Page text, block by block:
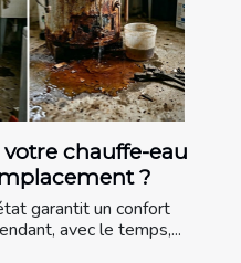
chauffe-eau
?
garantit un confort
avec le temps,...